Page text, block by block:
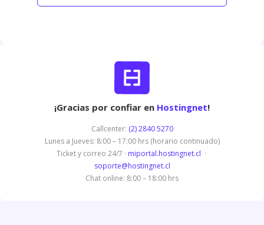
¡Gracias por confiar en Hostingnet!
Callcenter: (2) 2840 5270
Lunes a Jueves: 8:00 – 17:00 hrs (horario continuado)
Ticket y correo 24/7 · miportal.hostingnet.cl ·
soporte@hostingnet.cl
Chat online: 8:00 – 18:00 hrs